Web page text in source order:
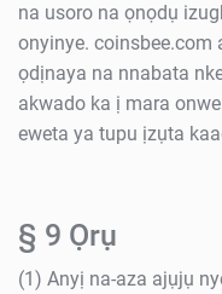
na usoro na ọnọdụ
onyinye. coinsbee.com
ọdịnaya na nnabata
akwado ka ị mara
eweta ya tupu ịzụta
§ 9 Ọrụ
(1) Anyị na-aza ajụjụ